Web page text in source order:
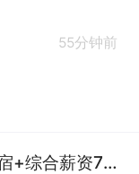
55分钟前
辅助工I普工（六险一金+提供住宿+综合薪资7500+高温补贴）